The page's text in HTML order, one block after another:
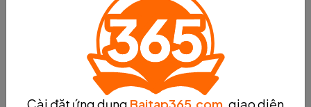
5. Đánh giá chất lượng của quá trình tổng hợp bằng
cách so sánh sản phẩm với các tiêu chuẩn và quy định
Sau khi thực hiện các bước kiểm tra và đánh giá, nếu
sản phẩm không đạt yêu cầu về độ tinh khiết và chất
lượng, ta cần phải tinh chỉnh lại quá trình tổng hợp để